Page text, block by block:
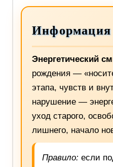
Информация
Энергетический
рождения —
этапа, чувств и
нарушение —
уход старого,
лишнего, начало
Правило: если